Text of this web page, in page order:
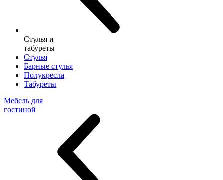
Стулья и
табуреты
Стулья
Барные стулья
Полукресла
Табуреты
Мебель для
гостиной